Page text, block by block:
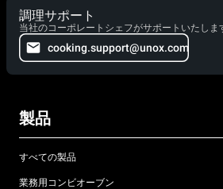
調理サポート
当社のコーポレートシェフがサポートいたしま
cooking.support@unox.com
製品
すべての製品
業務用コンビオーブン